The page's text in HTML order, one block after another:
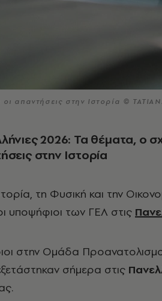
απαντήσεις στην Ιστορία ©
2026: Τα θέματα, ο
στην Ιστορία
τη Φυσική και την
υποψήφιοι των ΓΕΛ στις
στην Ομάδα
σήμερα στις